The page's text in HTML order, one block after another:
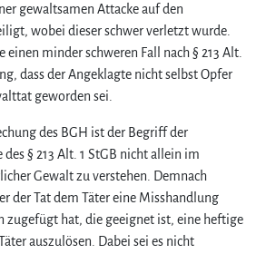
gewaltsamen Attacke auf den
wobei dieser schwer verletzt wurde.
einen minder schweren Fall nach § 213 Alt.
dass der Angeklagte nicht selbst Opfer
geworden sei.
des BGH ist der Begriff der
§ 213 Alt. 1 StGB nicht allein im
Gewalt zu verstehen. Demnach
der Tat dem Täter eine Misshandlung
zugefügt hat, die geeignet ist, eine heftige
auszulösen. Dabei sei es nicht